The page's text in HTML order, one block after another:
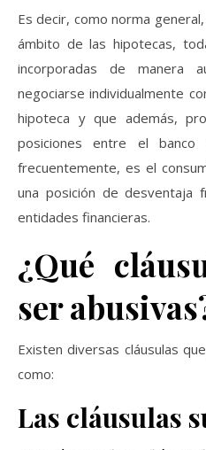
Es decir, como norma
ámbito de las hipotecas,
incorporadas de manera
negociarse individualmente
hipoteca y que además,
posiciones entre el banco
frecuentemente, es el
una posición de desventaja
entidades financieras.
¿Qué
ser
Existen diversas cláusulas
como:
Las cláusulas